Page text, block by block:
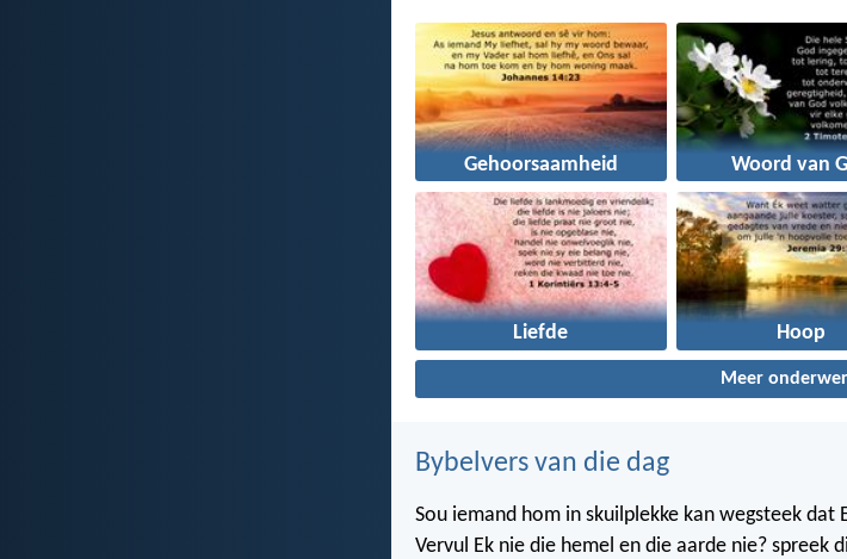
Gehoorsaamheid Woord van
Liefde Hoop
Meer
Bybelvers van die dag
Sou iemand hom in skuilplekke kan wegsteek dat
Vervul Ek nie die hemel en die aarde nie? spreek